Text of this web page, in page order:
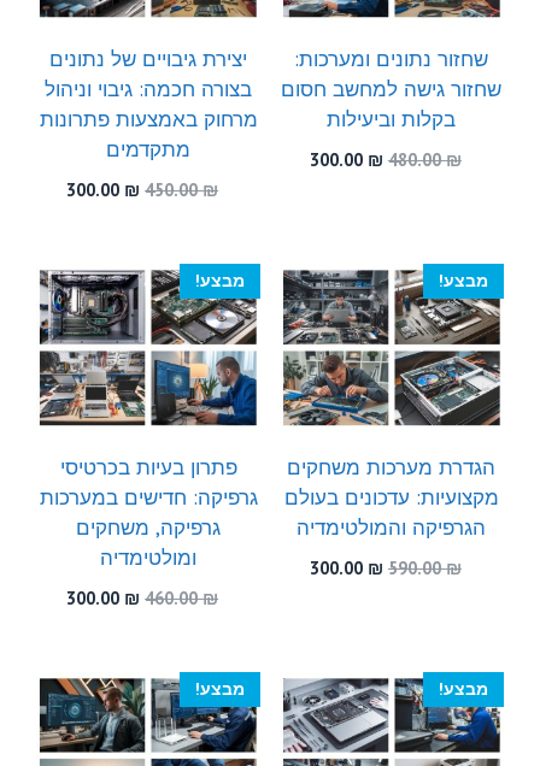
שחזור נתונים ומערכות:
שחזור גישה למחשב חסום
בקלות וביעילות
480.00₪
המחיר
300.00 ₪
יצירת גיבויים של נתונים
בצורה חכמה: גיבוי וניהול
מרחוק באמצעות פתרונות
מתקדמים
450.00₪
המחיר
450.00 ₪.
300.00 ₪
המחיר
300.00 ₪.
מבצע!
הגדרת מערכות משחקים
מקצועיות: עדכונים בעולם
הגרפיקה והמולטימדיה
590.00₪
המחיר
300.00 ₪
מבצע!
פתרון בעיות בכרטיסי
גרפיקה: חדישים במערכות
גרפיקה, משחקים
ומולטימדיה
460.00₪
המחיר
300.00 ₪
המחיר
מבצע! מבצע!